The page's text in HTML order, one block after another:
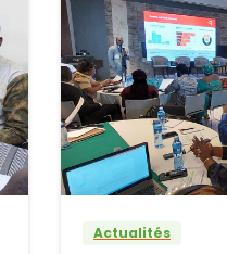
Actualités